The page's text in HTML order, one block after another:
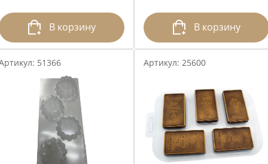
В корзину В корзину
51366 Артикул: 25600